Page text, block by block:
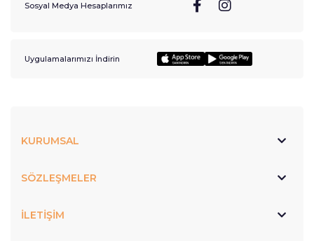
Sosyal Medya Hesaplarımız
Uygulamalarımızı İndirin
KURUMSAL
SÖZLEŞMELER
İLETİŞİM